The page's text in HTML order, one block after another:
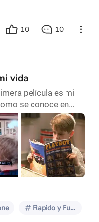
10 10
vida
película es mi
se conoce en
se basa en los
básicamente mi
para nadie de
hasta el último y si se
se darían cuenta de
familia confo
Rapido y Furioso